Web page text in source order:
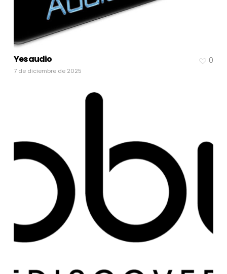
Yes audio
7 de diciembre de 2025
0